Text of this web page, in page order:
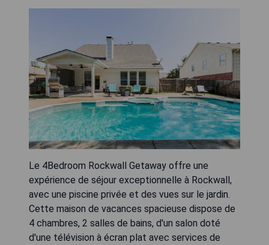
Le 4Bedroom Rockwall Getaway offre une
expérience de séjour exceptionnelle à Rockwall,
avec une piscine privée et des vues sur le jardin.
Cette maison de vacances spacieuse dispose de
4 chambres, 2 salles de bains, d'un salon doté
d'une télévision à écran plat avec services de